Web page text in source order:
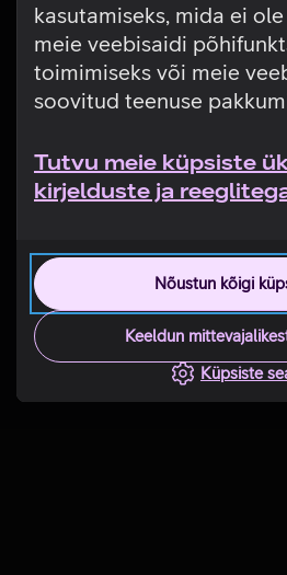
kasutamiseks, mida ei
meie veebisaidi
toimimiseks või meie
soovitud teenuse
Tutvu meie küpsiste
kirjelduste ja
Nõustun kõigi
Keeldun
Küpsiste
Tehniline